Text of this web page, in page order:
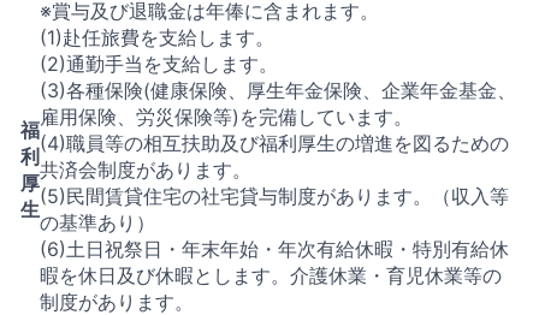
※賞与及び退職金は年俸に含まれます。
福
利
厚
生
(1)赴任旅費を支給します。
(2)通勤手当を支給します。
(3)各種保険(健康保険、厚生年金保険、企業年金基金、
雇用保険、労災保険等)を完備しています。
(4)職員等の相互扶助及び福利厚生の増進を図るための
共済会制度があります。
(5)民間賃貸住宅の社宅貸与制度があります。（収入等
の基準あり）
(6)土日祝祭日・年末年始・年次有給休暇・特別有給休
暇を休日及び休暇とします。介護休業・育児休業等の
制度があります。